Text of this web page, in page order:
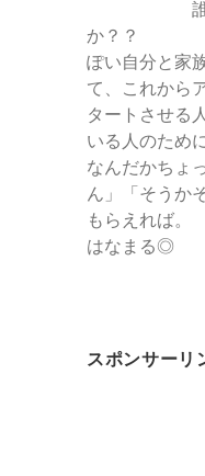
誰の
か？
ぽい自分と家
て、これから
タートさせる
いる人の
なんだかちょ
ん」「そうか
もら
はなまる◎
スポンサーリ